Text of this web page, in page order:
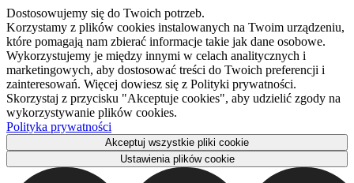
Dostosowujemy się do Twoich potrzeb.
Korzystamy z plików cookies instalowanych na Twoim urządzeniu,
które pomagają nam zbierać informacje takie jak dane osobowe.
Wykorzystujemy je między innymi w celach analitycznych i
marketingowych, aby dostosować treści do Twoich preferencji i
zainteresowań. Więcej dowiesz się z Polityki prywatności.
Skorzystaj z przycisku "Akceptuje cookies", aby udzielić zgody na
wykorzystywanie plików cookies.
Polityka prywatności
Akceptuj wszystkie pliki cookie
Ustawienia plików cookie